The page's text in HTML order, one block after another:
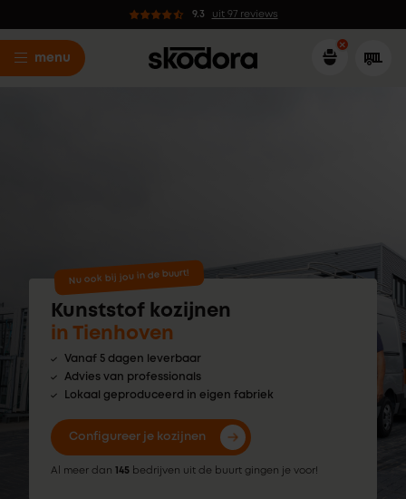
9.3 uit 97 reviews
menu
Nu ook bij jou in de buurt!
Kunststof kozijnen
in Tienhoven
Vanaf 5 dagen leverbaar
Advies van professionals
Lokaal geproduceerd in eigen fabriek
Configureer je kozijnen
Al meer dan 145 bedrijven uit de buurt gingen je voor!